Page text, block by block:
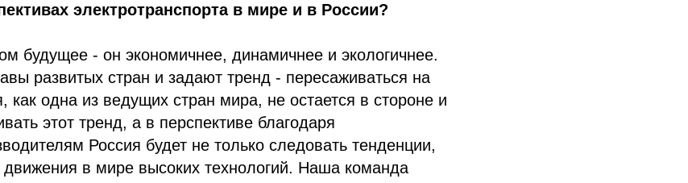
электротранспорта в мире и в России?
будущее - он экономичнее, динамичнее и экологичнее.
развитых стран и задают тренд - пересаживаться на
как одна из ведущих стран мира, не остается в стороне и
этот тренд, а в перспективе благодаря
Россия будет не только следовать тенденции,
движения в мире высоких технологий. Наша команда